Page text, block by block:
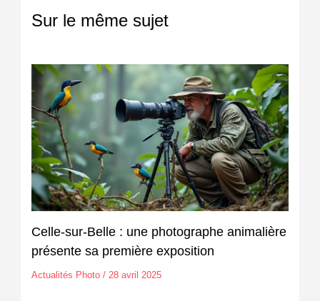
Sur le même sujet
Celle-sur-Belle : une photographe animalière
présente sa première exposition
Actualités Photo/ 28 avril 2025